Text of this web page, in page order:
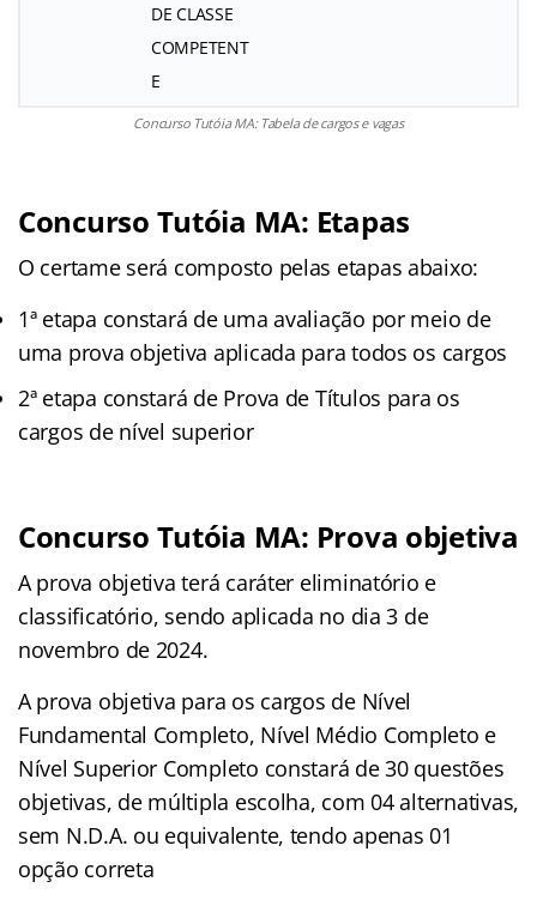
DE CLASSE
COMPETENT
E
Concurso Tutóia MA: Tabela de cargos e vagas
Concurso Tutóia MA: Etapas
O certame será composto pelas etapas abaixo:
1ª etapa constará de uma avaliação por meio de
uma prova objetiva aplicada para todos os cargos
2ª etapa constará de Prova de Títulos para os
cargos de nível superior
Concurso Tutóia MA: Prova objetiva
A prova objetiva terá caráter eliminatório e
classificatório, sendo aplicada no dia 3 de
novembro de 2024.
A prova objetiva para os cargos de Nível
Fundamental Completo, Nível Médio Completo e
Nível Superior Completo constará de 30 questões
objetivas, de múltipla escolha, com 04 alternativas,
sem N.D.A. ou equivalente, tendo apenas 01
opção correta